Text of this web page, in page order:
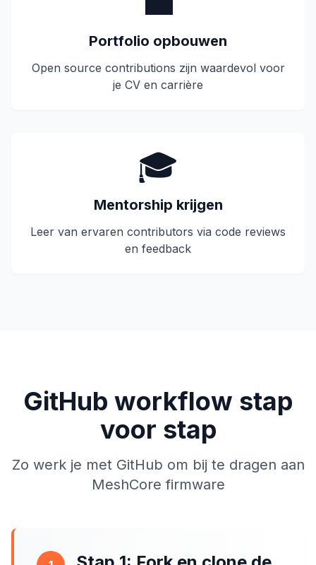
Portfolio opbouwen
Open source contributions zijn waardevol voor
je CV en carrière
🎓
Mentorship krijgen
Leer van ervaren contributors via code reviews
en feedback
GitHub workflow stap
voor stap
Zo werk je met GitHub om bij te dragen aan
MeshCore firmware